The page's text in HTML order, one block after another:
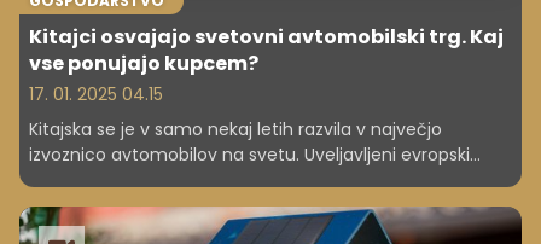
Kitajci osvajajo svetovni avtomobilski trg. Kaj
vse ponujajo kupcem?
17. 01. 2025 04.15
Kitajska se je v samo nekaj letih razvila v največjo
izvoznico avtomobilov na svetu. Uveljavljeni evropski
proizvajalci so obtičali pod kitajskim pritiskom. A Kitajci ne
ponujajo le cenovno zelo ugodnih modelov avtomobilov.
Kitajska zgodba o uspehu v avtomobilski industriji je